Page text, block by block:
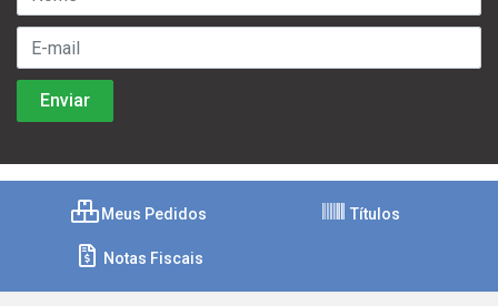
Meus Pedidos Títulos
Notas Fiscais